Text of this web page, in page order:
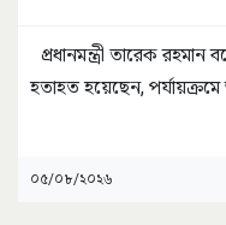
প্রধানমন্ত্রী তারেক রহমান
হতাহত হয়েছেন,
০৫/০৮/২০২৬